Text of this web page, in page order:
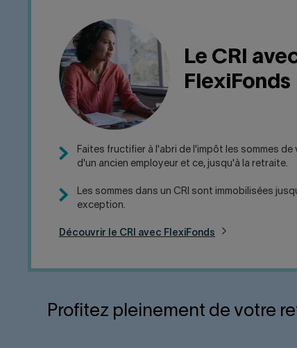
Le CRI
FlexiFonds
Faites fructifier à l'abri de l'impôt les sommes
d'un ancien employeur et ce, jusqu'à la retraite.
Les sommes dans un CRI sont immobilisées
exception.
Découvrir le CRI avec FlexiFonds
Profitez pleinement de votre